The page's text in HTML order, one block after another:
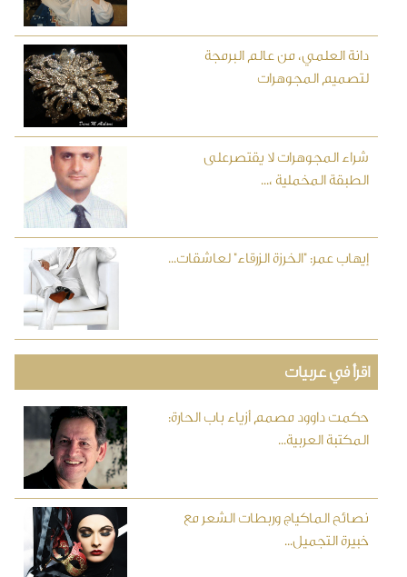
دانة العلمي، من عالم البرمجة
لتصميم المجوهرات
شراء المجوهرات لا يقتصرعلى
الطبقة المخملية ،...
إيهاب عمر: "الخرزة الزرقاء" لعاشقات...
اقرأ في عربيات
حكمت داوود مصمم أزياء باب الحارة:
المكتبة العربية...
نصائح الماكياج وربطات الشعر مع
خبيرة التجميل...